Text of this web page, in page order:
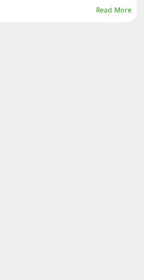
Read More